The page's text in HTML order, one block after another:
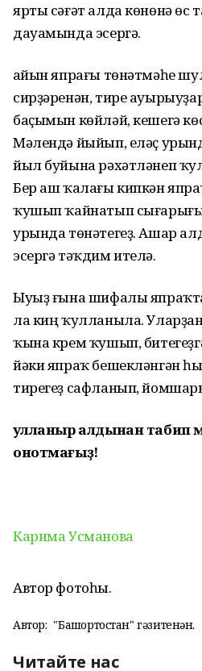
ярты сәғәт алда көнөнә өс
дауамында эсергә.
Ҡайын япрағы төнәтмәһе
сирҙәренән, тире
баҫымын көйләй, кешегә
Мәлендә йыйып, еләҫ
йыл буйына рәхәтләнеп
Бер аш ҡалағы кипкән
ҡушып ҡайнатып
урында төнәтегеҙ. Ашар
эсергә тәҡдим ителә.
Ыуыҙ ғына шифалы
ла киң ҡулланыла.
ҡына крем ҡушып,
йәки япраҡ бешекләнгән
тирегеҙ сафланып,
Ҡулланыр алдынан табип
онотмағыҙ!
Карима Усманова
Автор фотоһы.
Автор: "Башҡортостан" гәзитенән.
Читайте нас